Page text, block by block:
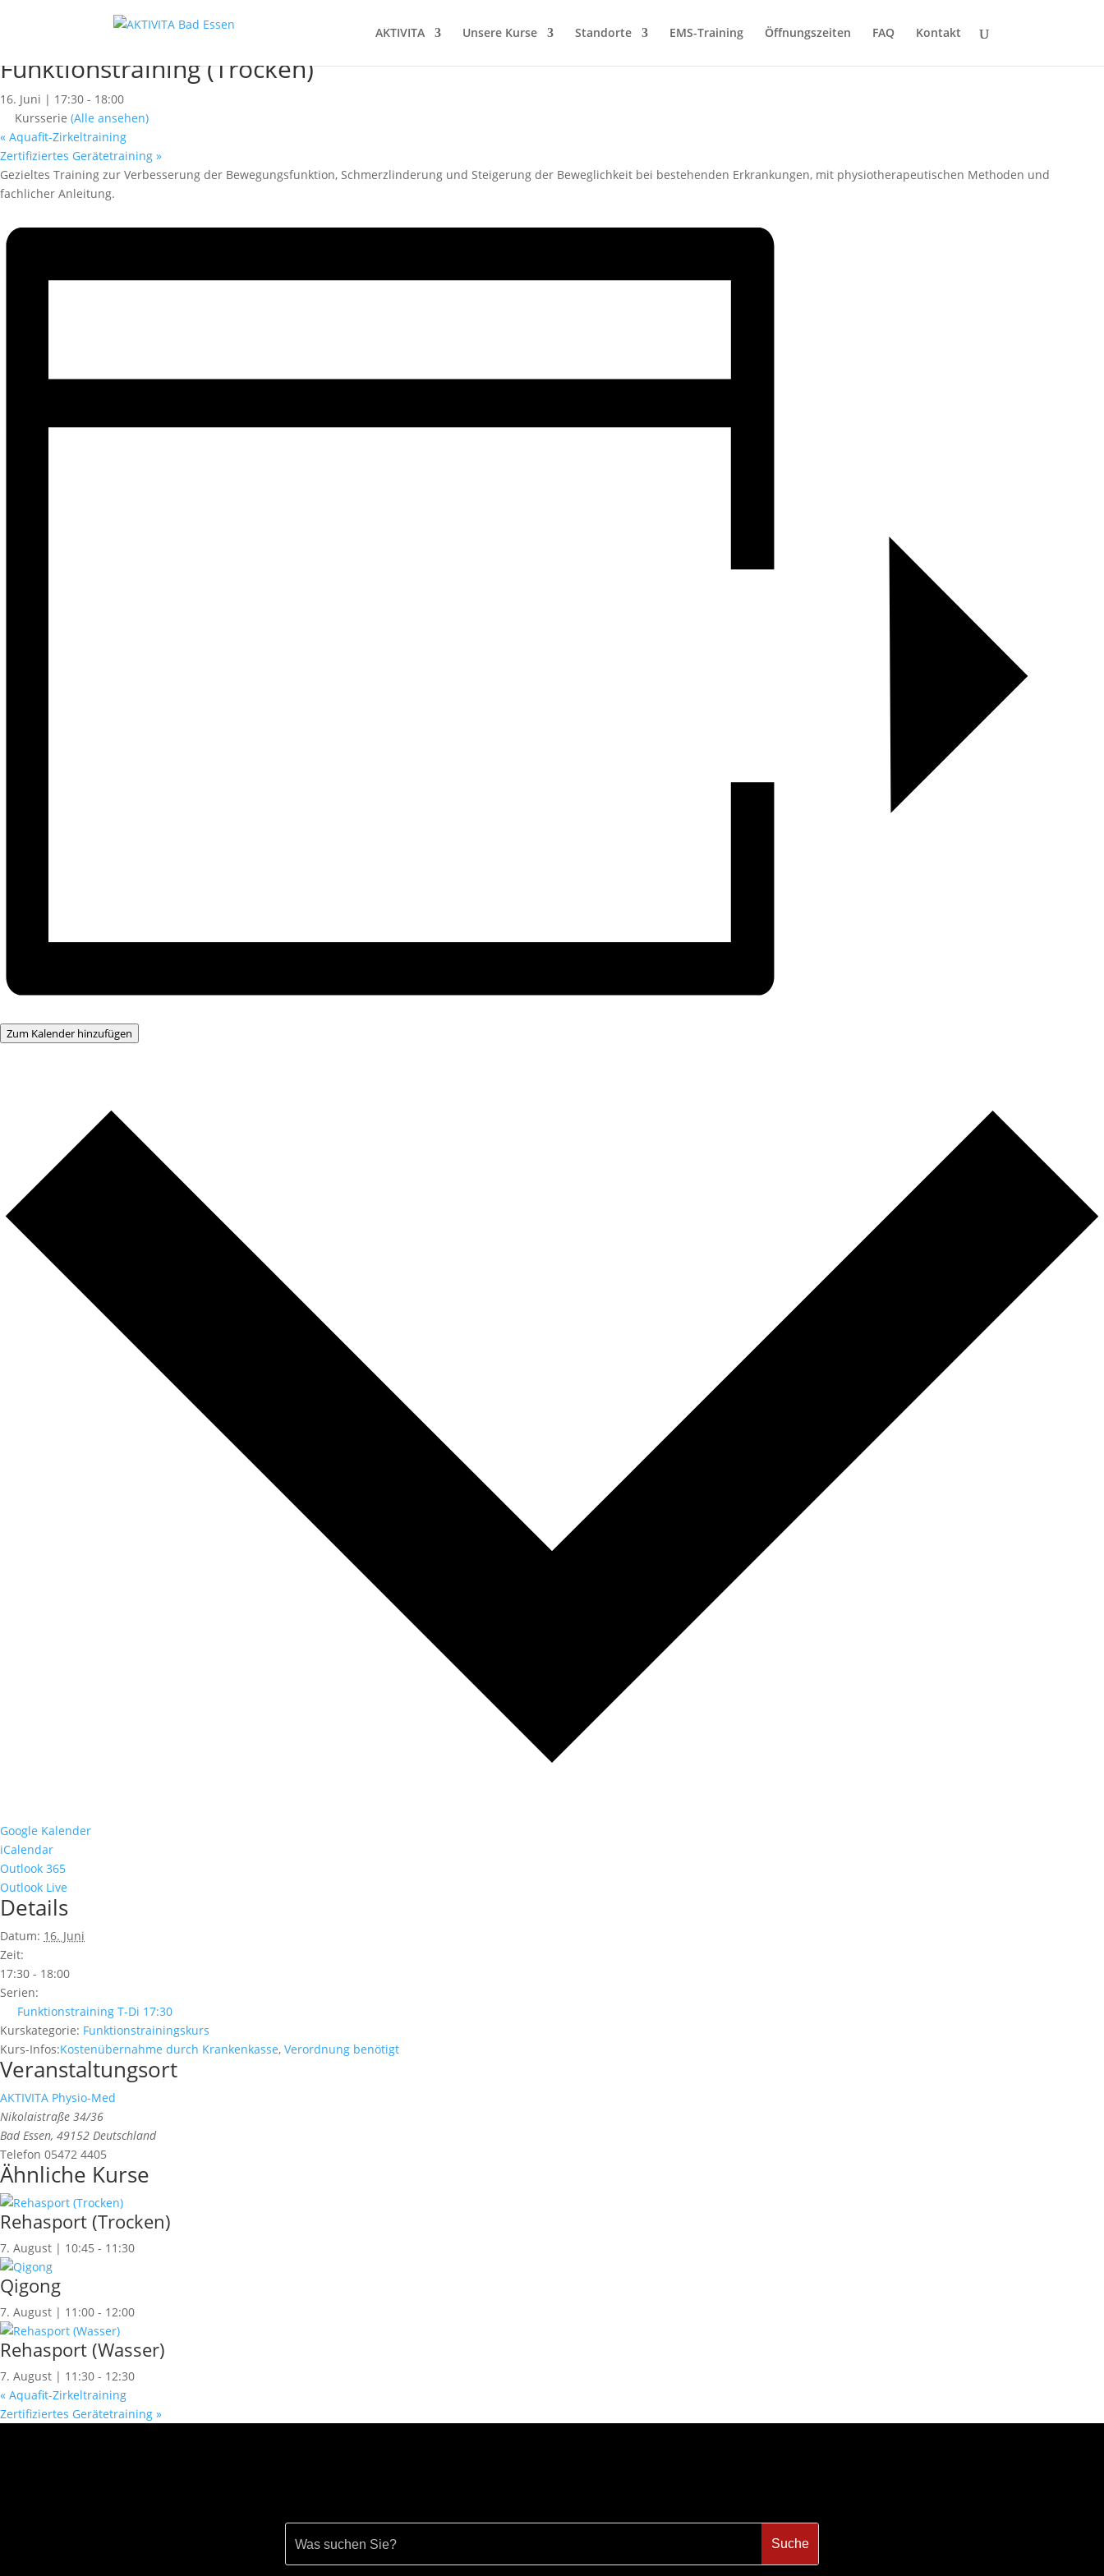
AKTIVITA Unsere Kurse Standorte EMS-Training Öffnungszeiten FAQ Kontakt
Funktionstraining (Trocken)
16. Juni | 17:30 - 18:00
Kursserie (Alle ansehen)
« Aquafit-Zirkeltraining
Zertifiziertes Gerätetraining »
Gezieltes Training zur Verbesserung der Bewegungsfunktion, Schmerzlinderung und Steigerung der Beweglichkeit bei bestehenden Erkrankungen, mit physiotherapeutischen Methoden und
fachlicher Anleitung.
Zum Kalender hinzufügen
Google Kalender
iCalendar
Outlook 365
Outlook Live
Details
Datum: 16. Juni
Zeit:
17:30 - 18:00
Serien:
Funktionstraining T-Di 17:30
Kurskategorie: Funktionstrainingskurs
Kurs-Infos:Kostenübernahme durch Krankenkasse, Verordnung benötigt
Veranstaltungsort
AKTIVITA Physio-Med
Nikolaistraße 34/36
Bad Essen, 49152 Deutschland
Telefon 05472 4405
Ähnliche Kurse
Rehasport (Trocken)
7. August | 10:45 - 11:30
Qigong
7. August | 11:00 - 12:00
Rehasport (Wasser)
7. August | 11:30 - 12:30
« Aquafit-Zirkeltraining
Zertifiziertes Gerätetraining »